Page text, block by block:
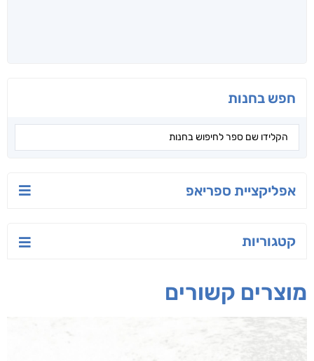
חפש בחנות
אפליקציית ספריאפ
קטגוריות
מוצרים קשורים